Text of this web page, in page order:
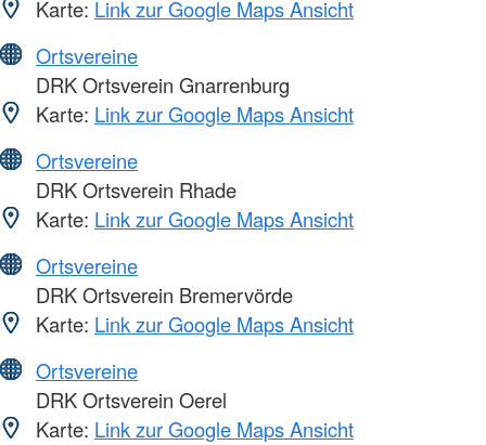
Karte: Link zur Google Maps Ansicht
Ortsvereine
DRK Ortsverein Gnarrenburg
Karte: Link zur Google Maps Ansicht
Ortsvereine
DRK Ortsverein Rhade
Karte: Link zur Google Maps Ansicht
Ortsvereine
DRK Ortsverein Bremervörde
Karte: Link zur Google Maps Ansicht
Ortsvereine
DRK Ortsverein Oerel
Karte: Link zur Google Maps Ansicht